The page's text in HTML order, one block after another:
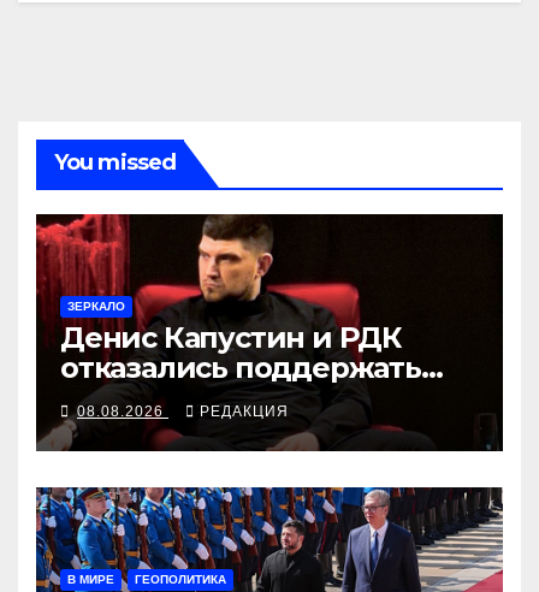
You missed
ЗЕРКАЛО
Денис Капустин и РДК
отказались поддержать
партию «Яблоко»
08.08.2026 РЕДАКЦИЯ
В МИРЕ ГЕОПОЛИТИКА